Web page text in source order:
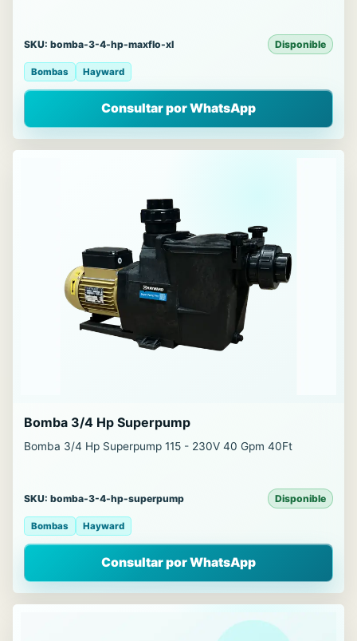
SKU: bomba-3-4-hp-maxflo-xl Disponible
Bombas Hayward
Consultar por WhatsApp
Bomba 3/4 Hp Superpump
Bomba 3/4 Hp Superpump 115 - 230V 40 Gpm 40Ft
SKU: bomba-3-4-hp-superpump Disponible
Bombas Hayward
Consultar por WhatsApp